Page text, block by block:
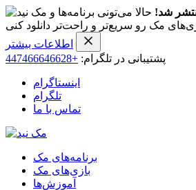
شد! حالا می‌تونی برنامه‌ها و
مک رو سریع‌تر و راحت‌تر دانلود کنی
اطلاعات بیشتر
پشتیبانی در تلگرام: +447466646628
اینستاگرام
تلگرام
تماس با ما
برنامه‌های مک
بازی‌های مک
آموزش‌ها